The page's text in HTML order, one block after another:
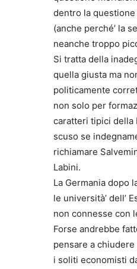
dentro la
(anche perché’ la
neanche troppo
Si tratta della
quella giusta ma
politicamente
non solo per
caratteri tipici della
scuso se
richiamare
Labini.
La Germania dopo
le università’ dell’
non connesse con
Forse andrebbe
pensare a
i soliti economisti